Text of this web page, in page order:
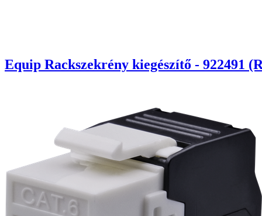
Equip Rackszekrény kiegészítő - 922491